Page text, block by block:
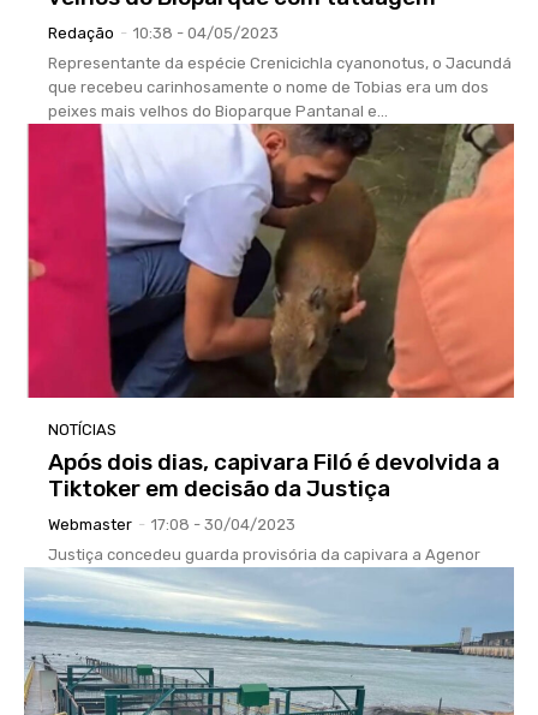
Redação - 10:38 - 04/05/2023
Representante da espécie Crenicichla cyanonotus, o Jacundá
que recebeu carinhosamente o nome de Tobias era um dos
peixes mais velhos do Bioparque Pantanal e...
NOTÍCIAS
Após dois dias, capivara Filó é devolvida a
Tiktoker em decisão da Justiça
Webmaster - 17:08 - 30/04/2023
Justiça concedeu guarda provisória da capivara a Agenor